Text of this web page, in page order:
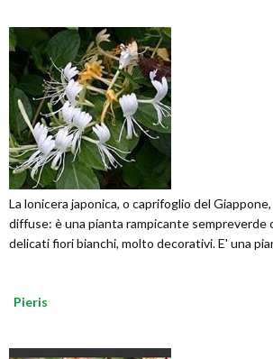
La lonicera japonica, o caprifoglio del
diffuse: è una pianta rampicante sempreverde
delicati fiori bianchi, molto decorativi. E' una
Pieris